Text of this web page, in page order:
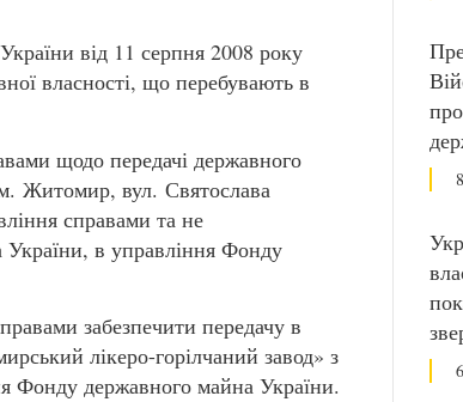
від 11 серпня 2008 року
власності, що перебувають в
щодо передачі державного
Житомир, вул. Святослава
справами та не
України, в управління Фонду
забезпечити передачу в
лікеро-горілчаний завод» з
Фонду державного майна України.